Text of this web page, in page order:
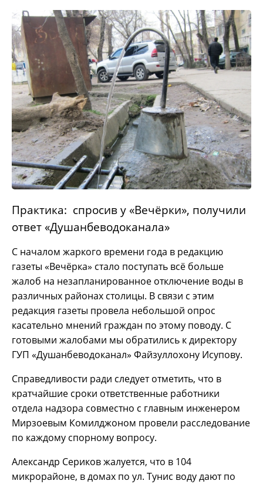
Практика: спросив у «Вечёрки», получили
ответ «Душанбеводоканала»
С началом жаркого времени года в редакцию
газеты «Вечёрка» стало поступать всё больше
жалоб на незапланированное отключение воды в
различных районах столицы. В связи с этим
редакция газеты провела небольшой опрос
касательно мнений граждан по этому поводу. С
готовыми жалобами мы обратились к директору
ГУП «Душанбеводоканал» Файзуллохону Исупову.
Справедливости ради следует отметить, что в
кратчайшие сроки ответственные работники
отдела надзора совместно с главным инженером
Мирзоевым Комилджоном провели расследование
по каждому спорному вопросу.
Александр Сериков жалуется, что в 104
микрорайоне, в домах по ул. Тунис воду дают по